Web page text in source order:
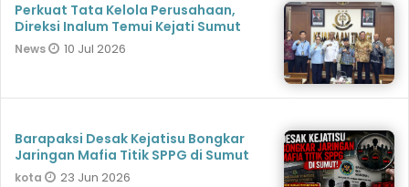
Perkuat Tata Kelola Perusahaan,
Direksi Inalum Temui Kejati Sumut
News 10 Jul 2026
Barapaksi Desak Kejatisu Bongkar
Jaringan Mafia Titik SPPG di Sumut
kota 23 Jun 2026